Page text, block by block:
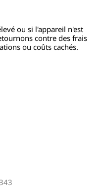
ou si l'appareil n'est
contre des frais
ou coûts cachés.